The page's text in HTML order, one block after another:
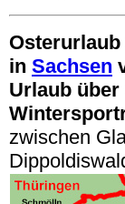
Osterurlaub
in Sachsen
Urlaub
zwischen